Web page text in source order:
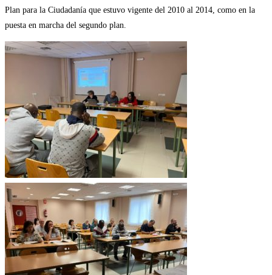
Plan para la Ciudadanía que estuvo vigente del 2010 al 2014, como en la
puesta en marcha del segundo plan.